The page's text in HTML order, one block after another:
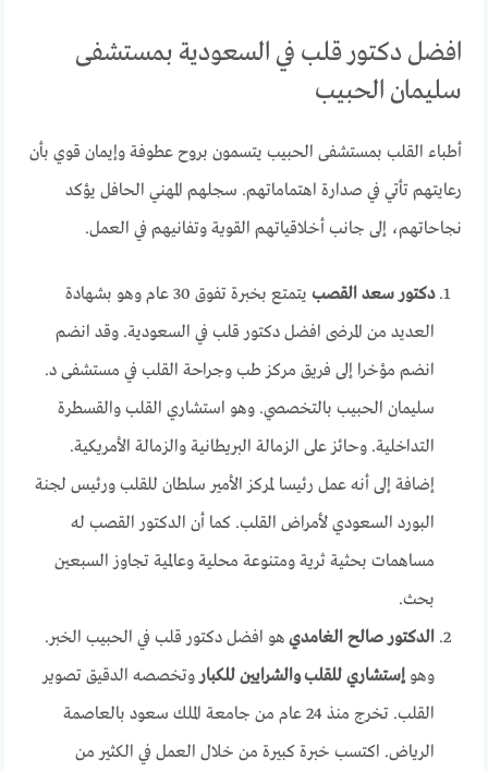
افضل دكتور قلب في السعودية بمستشفى
سليمان الحبيب
أطباء القلب بمستشفى الحبيب يتسمون بروح عطوفة وإيمان قوي بأن
رعايتهم تأتي في صدارة اهتماماتهم. سجلهم المهني الحافل يؤكد
نجاحاتهم، إلى جانب أخلاقياتهم القوية وتفانيهم في العمل.
دكتور سعد القصب
يتمتع بخبرة تفوق 30 عام وهو بشهادة
العديد من المرضى افضل دكتور قلب في السعودية. وقد انضم
انضم مؤخرا إلى فريق مركز طب وجراحة القلب في مستشفى د.
سليمان الحبيب بالتخصصي. وهو استشاري القلب والقسطرة
التداخلية. وحائز على الزمالة البريطانية والزمالة الأمريكية.
إضافة إلى أنه عمل رئيسا لمركز الأمير سلطان للقلب ورئيس لجنة
البورد السعودي لأمراض القلب. كما أن الدكتور القصب له
مساهمات بحثية ثرية ومتنوعة محلية وعالمية تجاوز السبعين
بحث.
الدكتور صالح الغامدي هو افضل دكتور قلب في الحبيب الخبر.
وهوإستشاري للقلب والشرايين للكباروتخصصه الدقيق تصوير
القلب. تخرج منذ 24 عام من جامعة الملك سعود بالعاصمة
الرياض. اكتسب خبرة كبيرة من خلال العمل في الكثير من